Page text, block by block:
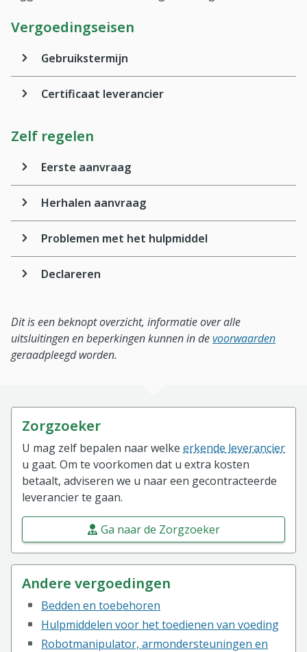
Vergoedingseisen
Gebruikstermijn
Certificaat leverancier
Zelf regelen
Eerste aanvraag
Herhalen aanvraag
Problemen met het hulpmiddel
Declareren
Dit is een beknopt overzicht, informatie over alle
uitsluitingen en beperkingen kunnen in devoorwaarden
geraadpleegd worden.
Zorgzoeker
U mag zelf bepalen naar welke erkende leverancier
u gaat. Om te voorkomen dat u extra kosten
betaalt, adviseren we u naar een gecontracteerde
leverancier te gaan.
Ga naar de Zorgzoeker
Andere vergoedingen
Bedden en toebehoren
Hulpmiddelen voor het toedienen van voeding
Robotmanipulator, armondersteuningen en